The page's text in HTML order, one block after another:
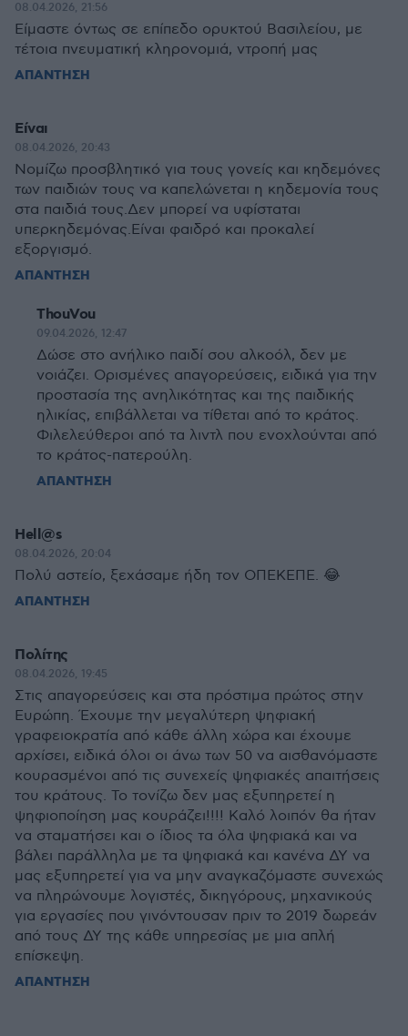
08.04.2026, 21:56
Είμαστε όντως σε επίπεδο ορυκτού Βασιλείου, με
τέτοια πνευματική κληρονομιά, ντροπή μας
ΑΠΑΝΤΗΣΗ
Είναι
08.04.2026, 20:43
Νομίζω προσβλητικό για τους γονείς και κηδεμόνες
των παιδιών τους να καπελώνεται η κηδεμονία τους
στα παιδιά τους.Δεν μπορεί να υφίσταται
υπερκηδεμόνας.Είναι φαιδρό και προκαλεί
εξοργισμό.
ΑΠΑΝΤΗΣΗ
ThouVou
09.04.2026, 12:47
Δώσε στο ανήλικο παιδί σου αλκοόλ, δεν με
νοιάζει. Ορισμένες απαγορεύσεις, ειδικά για την
προστασία της ανηλικότητας και της παιδικής
ηλικίας, επιβάλλεται να τίθεται από το κράτος.
Φιλελεύθεροι από τα λιντλ που ενοχλούνται από
το κράτος-πατερούλη.
ΑΠΑΝΤΗΣΗ
Hell@s
08.04.2026, 20:04
Πολύ αστείο, ξεχάσαμε ήδη τον ΟΠΕΚΕΠΕ. 😂
ΑΠΑΝΤΗΣΗ
Πολίτης
08.04.2026, 19:45
Στις απαγορεύσεις και στα πρόστιμα πρώτος στην
Ευρώπη. Έχουμε την μεγαλύτερη ψηφιακή
γραφειοκρατία από κάθε άλλη χώρα και έχουμε
αρχίσει, ειδικά όλοι οι άνω των 50 να αισθανόμαστε
κουρασμένοι από τις συνεχείς ψηφιακές απαιτήσεις
του κράτους. Το τονίζω δεν μας εξυπηρετεί η
ψηφιοποίηση μας κουράζει!!!! Καλό λοιπόν θα ήταν
να σταματήσει και ο ίδιος τα όλα ψηφιακά και να
βάλει παράλληλα με τα ψηφιακά και κανένα ΔΥ να
μας εξυπηρετεί για να μην αναγκαζόμαστε συνεχώς
να πληρώνουμε λογιστές, δικηγόρους, μηχανικούς
για εργασίες που γινόντουσαν πριν το 2019 δωρεάν
από τους ΔΥ της κάθε υπηρεσίας με μια απλή
επίσκεψη.
ΑΠΑΝΤΗΣΗ